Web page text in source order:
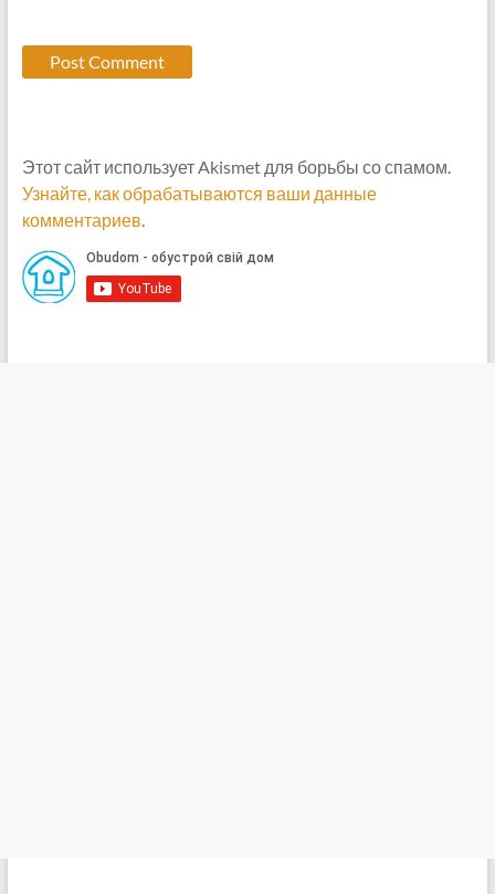
Этот сайт использует Akismet для борьбы со спамом.
Узнайте, как обрабатываются ваши данные
комментариев.